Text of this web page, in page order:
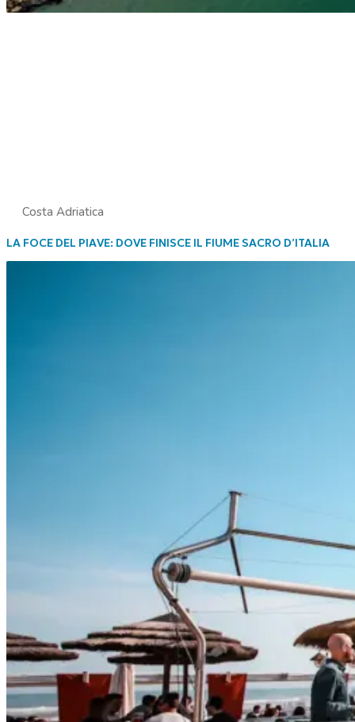
Costa Adriatica
LA FOCE DEL PIAVE: DOVE FINISCE IL FIUME SACRO D’ITALIA